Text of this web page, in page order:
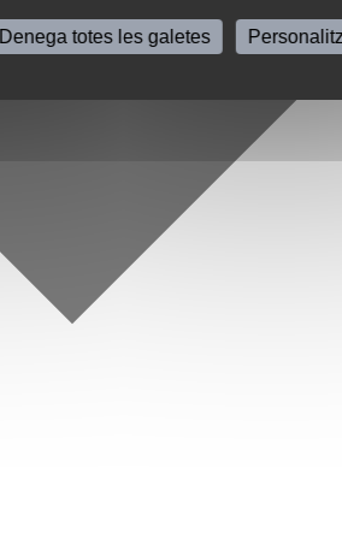
Denega totes les galetes